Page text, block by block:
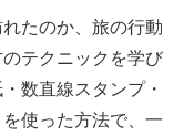
た旅での体験を再
とで、大切な思い出
02:16
03:13
10:46
たのか、旅の行動
テクニックを学び
数直線スタンプ・
使った方法で、一